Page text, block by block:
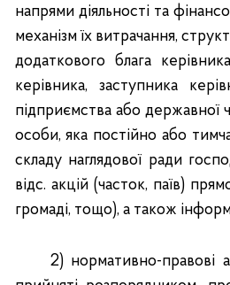
напрями діяльності та
механізм їх витрачання,
додаткового блага
керівника, заступника
підприємства або державної
особи, яка постійно або
складу наглядової ради
відс. акцій (часток, паїв)
громаді, тощо), а також
2) нормативно-правові